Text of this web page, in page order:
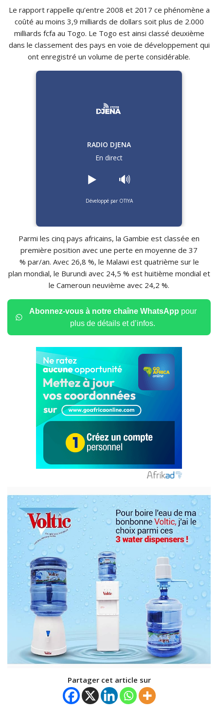
Le rapport rappelle qu’entre 2008 et 2017 ce phénomène a
coûté au moins 3,9 milliards de dollars soit plus de 2.000
milliards fcfa au Togo. Le Togo est ainsi classé deuxième
dans le classement des pays en voie de développement qui
ont enregistré un volume de perte considérable.
RADIO DJENA
En direct
▶️ 🔊
Développé par OTIYA
Parmi les cinq pays africains, la Gambie est classée en
première position avec une perte en moyenne de 37
% par/an. Avec 26,8 %, le Malawi est quatrième sur le
plan mondial, le Burundi avec 24,5 % est huitième mondial et
le Cameroun neuvième avec 24,2 %.
Abonnez-vous à notre chaîne WhatsApp pour
plus de détails et d’infos.
Partager cet article sur